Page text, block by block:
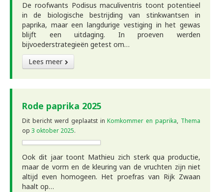
De roofwants Podisus maculiventris toont potentieel
in de biologische bestrijding van stinkwantsen in
paprika, maar een langdurige vestiging in het gewas
blijft een uitdaging. In proeven werden
bijvoederstrategieën getest om…
Lees meer
Rode paprika 2025
Dit bericht werd geplaatst inKomkommer en paprika, Thema
op 3 oktober 2025.
Ook dit jaar toont Mathieu zich sterk qua productie,
maar de vorm en de kleuring van de vruchten zijn niet
altijd even homogeen. Het proefras van Rijk Zwaan
haalt op…